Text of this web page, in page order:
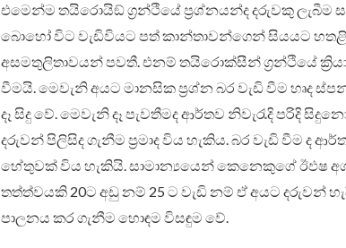
එමෙන්ම තයිරොයිඞ් ග්‍රන්ථියේ ප්‍රශ්නයන්ද දරුවකු ලැබීම
බොහෝ විට වැඩිවියට පත් කාන්තාවන්ගෙන් සියයට
අසමතුලිතාවයන් පවතී. එනම් තයිරොක්සීන් ග්‍රන්ථියේ
වීමයි. මෙවැනි අයට මානසික ප්‍රශ්න බර වැඩි වීම හෘද
දෑ සිදු වේ. මෙවැනි දෑ පැවතීමද ආර්තව නිවැරැදි පරිදි
දරුවන් පිලිසිද ගැනීම ප්‍රමාද විය හැකිය. බර වැඩි වීම ද
හේතුවක් විය හැකියි. සාමාන්‍යයෙන් කෙනෙකුගේ ඊඵෂ
තත්ත්වයකි 20ට අඩු නම් 25 ට වැඩි නම් ඒ අයට දරුවන්
පාලනය කර ගැනීම හොඳම විසඳුම වේ.